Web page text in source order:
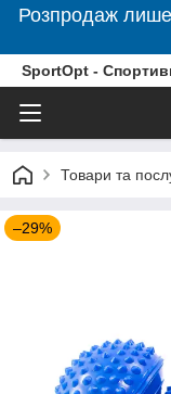
Розпродаж лише
SportOpt -
Товари та
–29%